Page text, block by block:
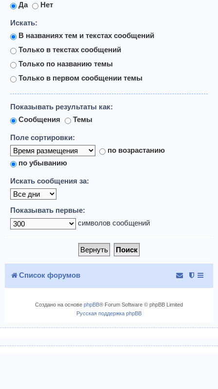
Да
Нет
Искать:
В названиях тем и текстах сообщений
Только в текстах сообщений
Только по названию темы
Только в первом сообщении темы
Показывать результаты как:
Сообщения
Темы
Поле сортировки:
по возрастанию
по убыванию
Искать сообщения за:
Показывать первые:
символов сообщений
Список форумов
Создано на основе phpBB® Forum Software © phpBB Limited
Русская поддержка phpBB